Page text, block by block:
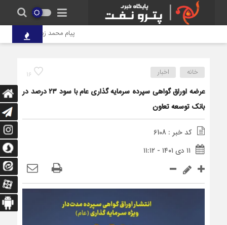
پیام محمد زین‌العابدین
16 خانه اخبار
عرضه اوراق گواهی سپرده سرمایه گذاری عام با سود ۲۳ درصد در
بانک توسعه تعاون
کد خبر : 6108
۱۱ دی ۱۴۰۱ - ۱۱:۱۲